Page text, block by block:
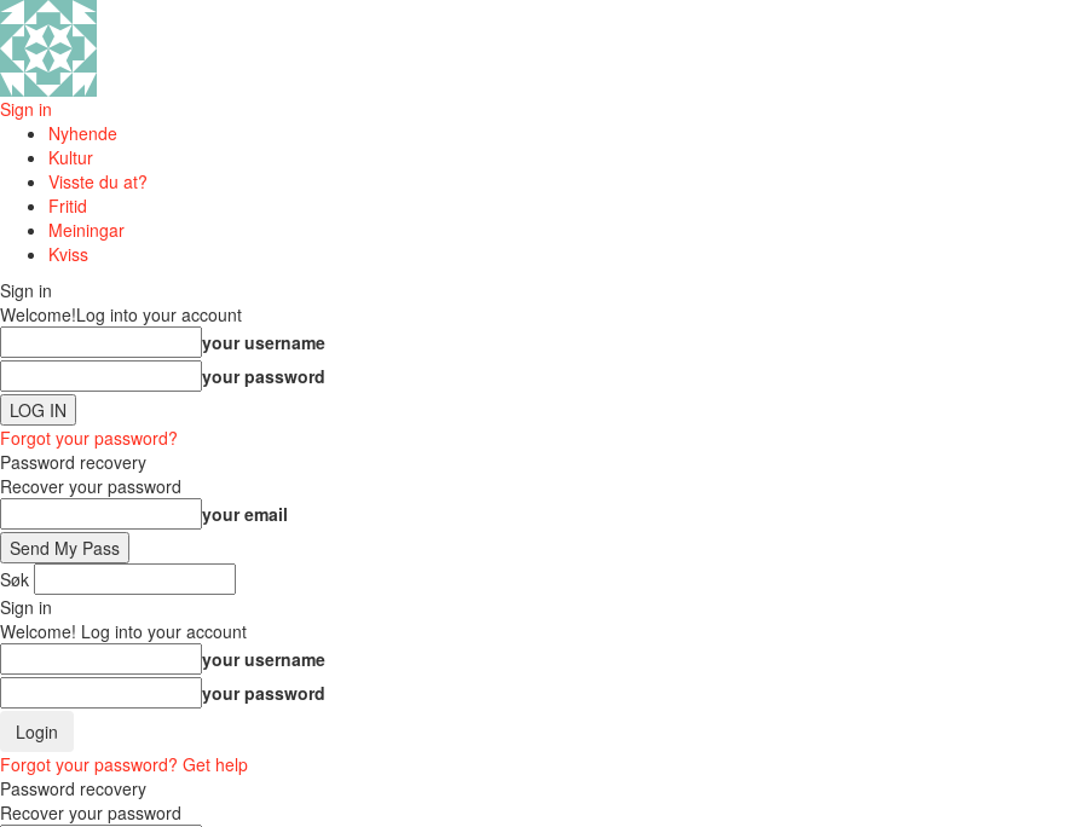
Sign in
Nyhende
Kultur
Visste du at?
Fritid
Meiningar
Kviss
Sign in
Welcome!Log into your account
your username
your password
Forgot your password?
Password recovery
Recover your password
your email
Søk
Sign in
Welcome! Log into your account
your username
your password
Forgot your password? Get help
Password recovery
Recover your password